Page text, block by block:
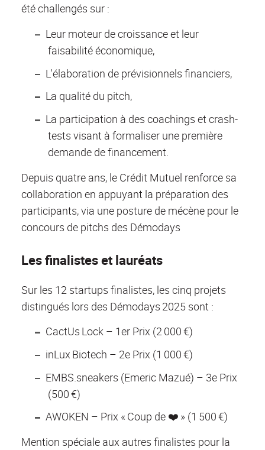
été challengés sur :
Leur moteur de croissance et leur
faisabilité économique,
L'élaboration de prévisionnels financiers,
La qualité du pitch,
La participation à des coachings et crash-
tests visant à formaliser une première
demande de financement.
Depuis quatre ans, le Crédit Mutuel renforce sa
collaboration en appuyant la préparation des
participants, via une posture de mécène pour le
concours de pitchs des Démodays
Les finalistes et lauréats
Sur les 12 startups finalistes, les cinq projets
distingués lors des Démodays 2025 sont :
CactUs Lock – 1er Prix (2 000 €)
inLux Biotech – 2e Prix (1 000 €)
EMBS.sneakers (Emeric Mazué) – 3e Prix
(500 €)
AWOKEN – Prix « Coup de ❤️ » (1 500 €)
Mention spéciale aux autres finalistes pour la